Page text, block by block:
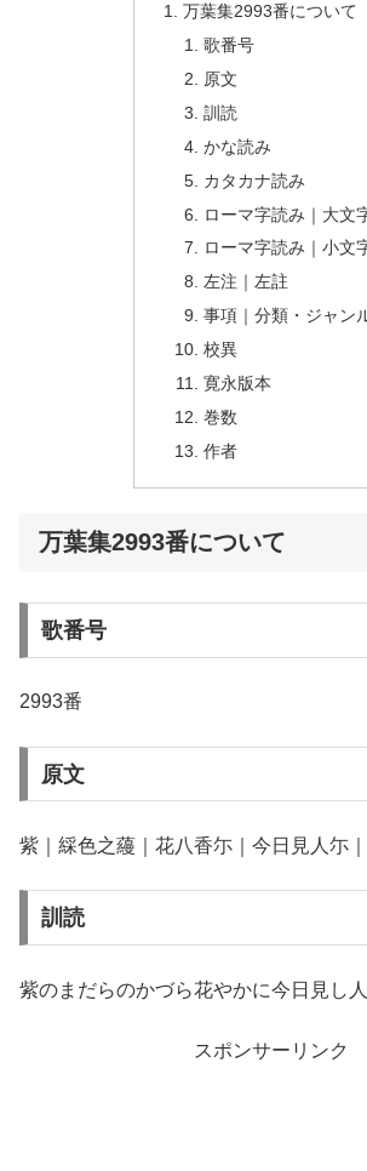
万葉集2993番について
歌番号
原文
訓読
かな読み
カタカナ読み
ローマ字読み｜大文
ローマ字読み｜小文
左注｜左註
事項｜分類・ジャン
校異
寛永版本
巻数
作者
万葉集2993番について
歌番号
2993番
原文
紫｜綵色之蘰｜花八香尓｜今日見人尓
訓読
紫のまだらのかづら花やかに今日見し
スポンサーリンク